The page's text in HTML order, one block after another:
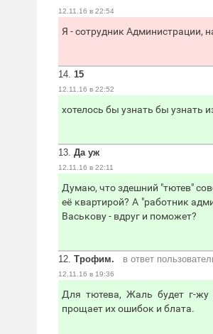
12.11.16 в 22:54
Я - сотрудник Администрации,
14. 15
12.11.16 в 22:52
хотелось бы узнать бы узнать
13. Да уж
12.11.16 в 22:11
Думаю, что здешний "тютев"
её квартирой? А "работник
Васькову - вдруг и поможет?
12. Трофим. в ответ
12.11.16 в 19:36
Для тютева, Жаль будет г-жу
прощает их ошибок и блата.